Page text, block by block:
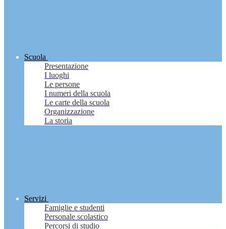
Scuola
Presentazione
I luoghi
Le persone
I numeri della scuola
Le carte della scuola
Organizzazione
La storia
Servizi
Famiglie e studenti
Personale scolastico
Percorsi di studio